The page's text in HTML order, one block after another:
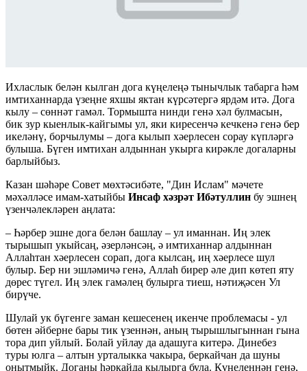
Ихласлык белән кылган дога күңелеңә тынычлык табарга һәм
имтиханнарда үзеңне яхшы яктан күрсәтергә ярдәм итә. Дога
кылу – сөннәт гамәл. Тормышта нинди генә хәл булмасын,
бик зур кыенлык-кайгымы ул, яки киресенчә кечкенә генә бер
икеләнү, борчылумы – дога кылып хәерлесен сорау күпләргә
булыша. Бүген имтихан алдыннан укырга кирәкле догаларны
барлыйбыз.
Казан шәһәре Совет мөхтәсибәте, "Дин Ислам" мәчете
мәхәлләсе имам-хатыйбы Инсаф хәзрәт Ибәтуллин бу эшнең
үзенчәлекләрен аңлата:
– Һәрбер эшне дога белән башлау – ул иманнан. Иң элек
тырышып укыйсаң, әзерләнсәң, ә имтиханнар алдыннан
Аллаһтан хәерлесен сорап, дога кылсаң, иң хәерлесе шул
булыр. Бер ни эшләмичә генә, Аллаһ бирер әле дип көтеп яту
дөрес түгел. Иң элек гамәлең булырга тиеш, нәтиҗәсен Ул
бирүче.
Шулай ук бүгенге заман кешесенең икенче проблемасы - ул
бөтен әйберне бары тик үзеннән, аның тырышлыгыннан гына
тора дип уйлый. Болай уйлау да адашуга китерә. Динебез
туры юлга – алтын урталыкка чакыра, беркайчан да шуны
онытмыйк. Доганы һәркайда кылырга була. Күңеленнән генә,